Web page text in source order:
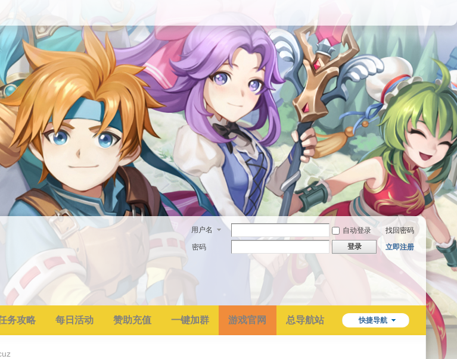
用户名 自动登录
找回密码
密码
登录 立即注册
快捷导航
务攻略 每日活动 赞助充值 一键加群 游戏官网 总导航站